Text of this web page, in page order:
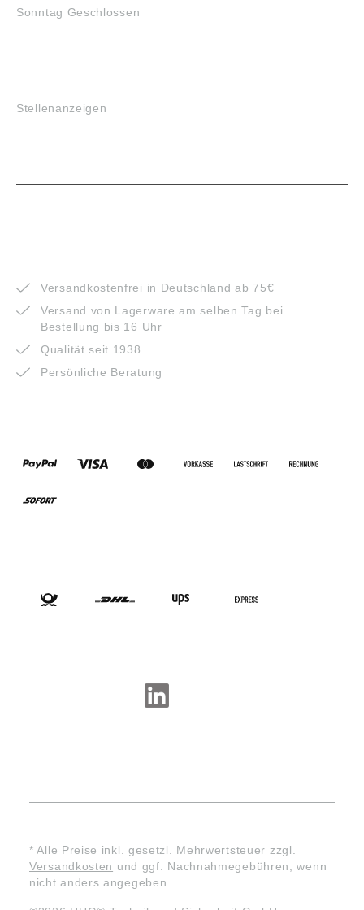
Sonntag Geschlossen
Stellenanzeigen
Versandkostenfrei in Deutschland ab 75€
Versand von Lagerware am selben Tag bei
Bestellung bis 16 Uhr
Qualität seit 1938
Persönliche Beratung
* Alle Preise inkl. gesetzl. Mehrwertsteuer zzgl.
Versandkosten und ggf. Nachnahmegebühren, wenn
nicht anders angegeben.